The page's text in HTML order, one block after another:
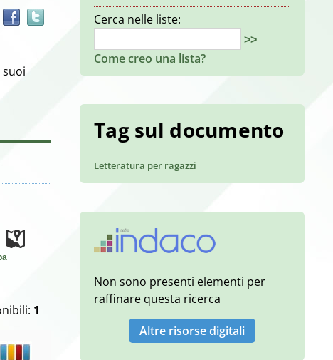
suoi
1
Cerca nelle liste:
>>
Come creo una lista?
Tag sul documento
Letteratura per ragazzi
Non sono presenti elementi per
raffinare questa ricerca
Altre risorse digitali